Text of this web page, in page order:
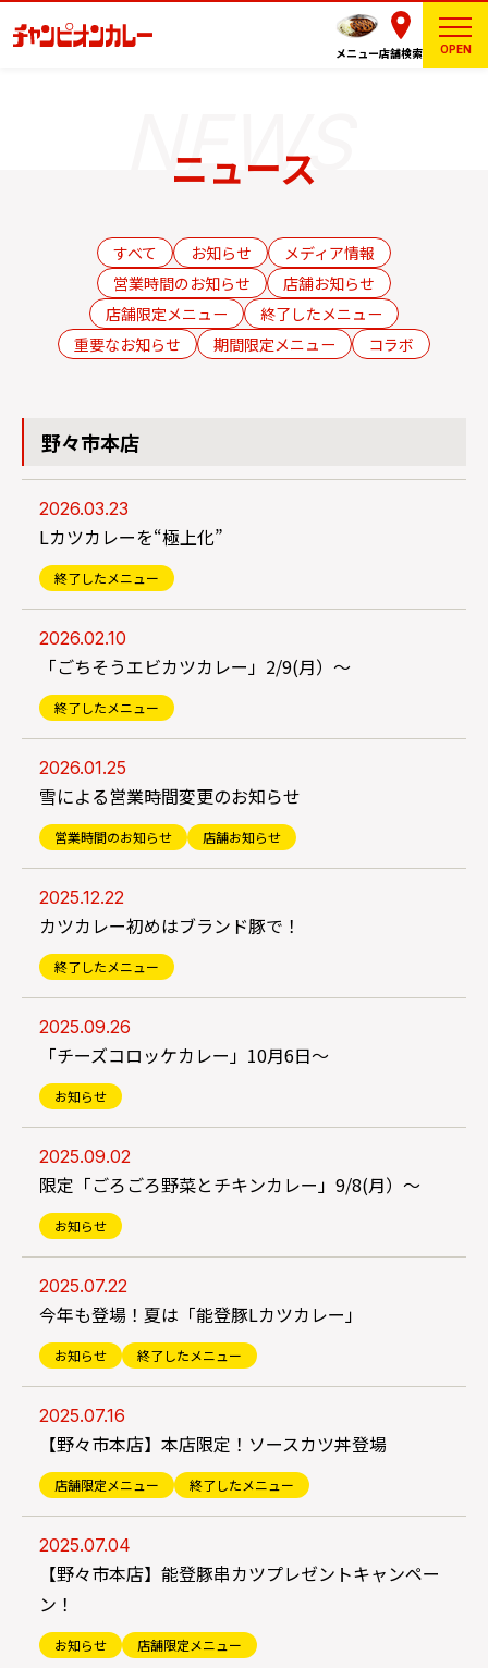
メニュー店舗検索 OPEN
ニュース
すべて お知らせ
メディア情報
営業時間のお知らせ
店舗お知らせ
店舗限定メニュー
終了したメニュー
重要なお知らせ
期間限定メニュー コラボ
野々市本店
2026.03.23
Lカツカレーを“極上化”
終了したメニュー
2026.02.10
「ごちそうエビカツカレー」2/9(月）～
終了したメニュー
2026.01.25
雪による営業時間変更のお知らせ
営業時間のお知らせ 店舗お知らせ
2025.12.22
カツカレー初めはブランド豚で！
終了したメニュー
2025.09.26
「チーズコロッケカレー」10月6日～
お知らせ
2025.09.02
限定「ごろごろ野菜とチキンカレー」9/8(月）～
お知らせ
2025.07.22
今年も登場！夏は「能登豚Lカツカレー」
お知らせ 終了したメニュー
2025.07.16
【野々市本店】本店限定！ソースカツ丼登場
店舗限定メニュー 終了したメニュー
2025.07.04
【野々市本店】能登豚串カツプレゼントキャンペー
ン！
お知らせ 店舗限定メニュー